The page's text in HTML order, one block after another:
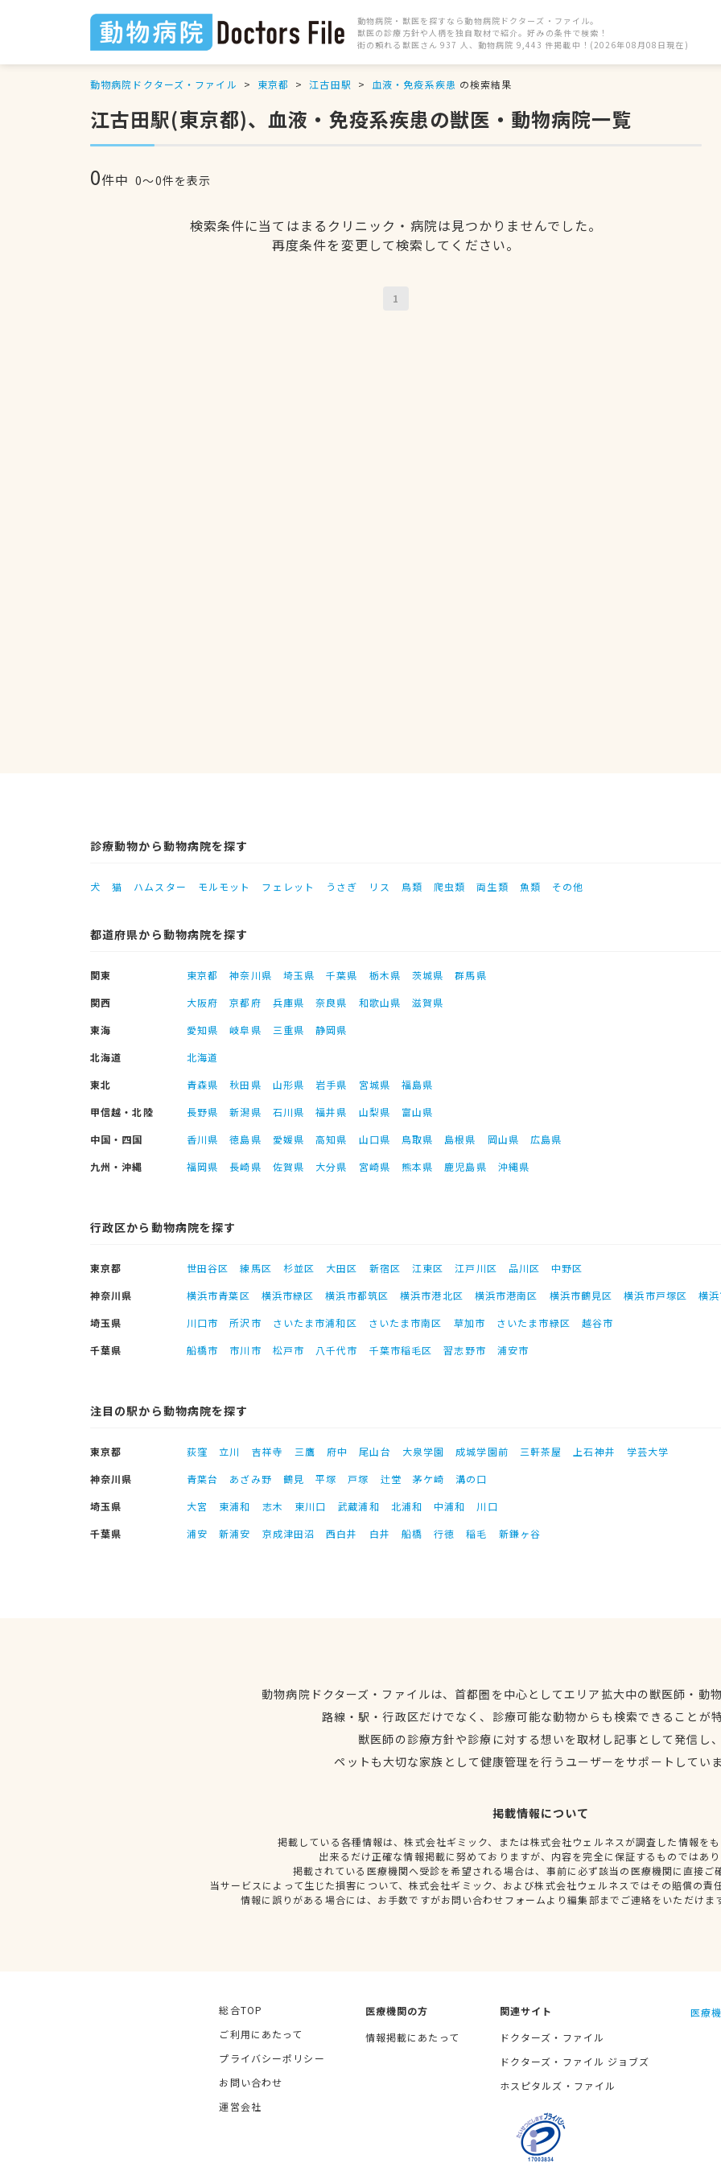
動物病院・獣医を探すなら動物病院ドクターズ・ファイル。
獣医の診療方針や人柄を独自取材で紹介。好みの条件で検索！
街の頼れる獣医さん 937 人、動物病院 9,443 件掲載中！(2026年08月08日現在)
動物病院ドクターズ・ファイル 東京都 江古田駅 血液・免疫系疾患 の検索結果
江古田駅(東京都)、血液・免疫系疾患の獣医・動物病院一覧
0件中 0〜0件を表示
検索条件に当てはまるクリニック・病院は見つかりませんでした。
再度条件を変更して検索してください。
1
診療動物から動物病院を探す
犬 猫 ハムスター モルモット フェレット うさぎ リス 鳥類 爬虫類 両生類 魚類 その他
都道府県から動物病院を探す
関東 東京都 神奈川県 埼玉県 千葉県 栃木県 茨城県
群馬県
関西
大阪府 京都府 兵庫県 奈良県 和歌山県
滋賀県
東海
愛知県 岐阜県 三重県
静岡県
北海道
北海道
東北
青森県 秋田県 山形県 岩手県 宮城県
福島県
甲信越・北陸
長野県 新潟県 石川県 福井県 山梨県
富山県
中国・四国
香川県 徳島県 愛媛県 高知県 山口県 鳥取県 島根県 岡山県
広島県
九州・沖縄
福岡県 長崎県 佐賀県 大分県 宮崎県 熊本県 鹿児島県 沖縄県
行政区から動物病院を探す
東京都 世田谷区 練馬区 杉並区 大田区 新宿区 江東区 江戸川区 品川区
中野区
神奈川県
横浜市青葉区 横浜市緑区 横浜市都筑区 横浜市港北区 横浜市港南区 横浜市鶴見区 横浜市戸塚区
横
埼玉県
川口市 所沢市 さいたま市浦和区 さいたま市南区 草加市 さいたま市緑区
越谷市
千葉県
船橋市 市川市 松戸市 八千代市 千葉市稲毛区 習志野市 浦安市
注目の駅から動物病院を探す
東京都 荻窪 立川 吉祥寺 三鷹 府中 尾山台 大泉学園 成城学園前 三軒茶屋 上石神井
学芸大学
神奈川県
青葉台 あざみ野 鶴見 平塚 戸塚 辻堂 茅ケ崎
溝の口
埼玉県
大宮 東浦和 志木 東川口 武蔵浦和 北浦和 中浦和
川口
千葉県
浦安 新浦安 京成津田沼 西白井 白井 船橋 行徳 稲毛 新鎌ヶ谷
動物病院ドクターズ・ファイルは、首都圏を中心としてエリア拡大中の獣医師・動
路線・駅・行政区だけでなく、診療可能な動物からも検索できることが
獣医師の診療方針や診療に対する想いを取材し記事として発信し
ペットも大切な家族として健康管理を行うユーザーをサポートしてい
掲載情報について
掲載している各種情報は、株式会社ギミック、または株式会社ウェルネスが調査した情報を
出来るだけ正確な情報掲載に努めておりますが、内容を完全に保証するものではあ
掲載されている医療機関へ受診を希望される場合は、事前に必ず該当の医療機関に直接ご
当サービスによって生じた損害について、株式会社ギミック、および株式会社ウェルネスではその賠償の責
情報に誤りがある場合には、お手数ですがお問い合わせフォームより編集部までご連絡をいただけま
総合TOP
ご利用にあたって
プライバシーポリシー
お問い合わせ
運営会社
医療機関の方
情報掲載にあたって
関連サイト
ドクターズ・ファイル
ドクターズ・ファイル ジョブズ
ホスピタルズ・ファイル
医療